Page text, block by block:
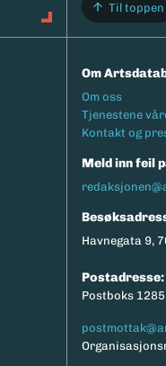
Til toppen
Om
Footermeny
Om oss
Tjenestene
Kontakt og
Meld inn feil
Havnegata 9,
Postadresse:
Postboks